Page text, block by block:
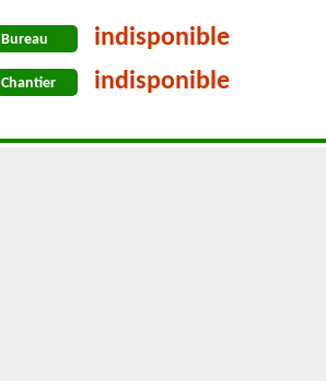
Bureau indisponible
Chantier indisponible